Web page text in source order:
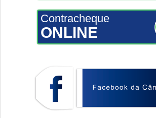
Contracheque
ONLINE